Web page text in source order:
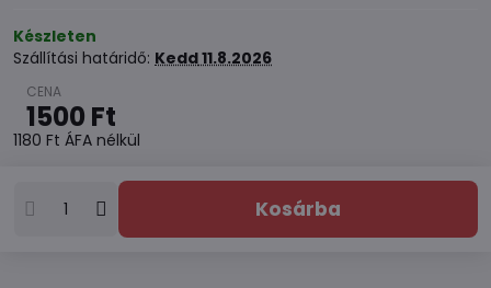
Készleten
Szállítási határidő: Kedd11.8.2026
1500 Ft
1180 Ft ÁFA nélkül
Kosárba